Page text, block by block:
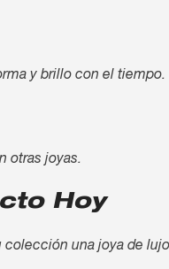
y brillo con el tiempo.
otras joyas.
Hoy
colección una joya de